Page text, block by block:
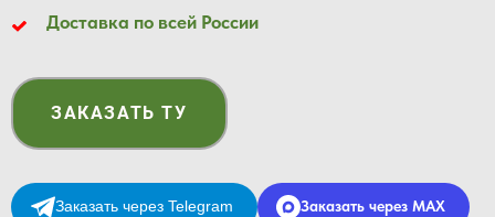
Доставка по всей России
ЗАКАЗАТЬ ТУ
Заказать через Telegram Заказать через MAX